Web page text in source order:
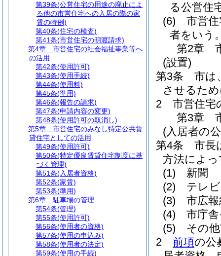
る公営住
(6)
市営
者をいう
第2章
(設置)
第3条
市は
させるた
2
市営住宅
第3章
(入居者の
第4条
市長
方法によ
(1)
新聞
(2)
テレ
(3)
市広
(4)
市庁
(5)
その
2
前項の公
第39条(公営住宅の用途の廃止によ
る他の市営住宅への入居の際の家
賃の特例)
第40条(住宅の検査)
第41条(市営住宅の明渡請求)
第4章
市営住宅の社会福祉事業等へ
の活用
第42条(使用許可)
第43条(使用手続)
第44条(使用料)
第45条(準用)
第46条(報告の請求)
第47条(申請内容の変更)
第48条(使用許可の取消し)
第5章
市営住宅のみなし特定公共賃
貸住宅としての活用
第49条(使用許可)
第50条(特定優良賃貸住宅制度に基
づく管理)
第51条(入居者資格)
第52条(家賃)
第53条(準用)
第6章
駐車場の管理
第54条(管理)
第55条(使用許可)
第56条(使用者の資格)
第57条(使用の申込み)
第58条(使用者の決定)
第59条(使用の手続)